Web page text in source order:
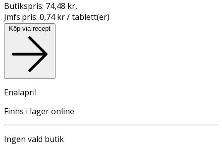
Butikspris: 74,48 kr,
Jmfs.pris: 0,74 kr / tablett(er)
Köp via recept
Enalapril
Finns i lager online
Ingen vald butik